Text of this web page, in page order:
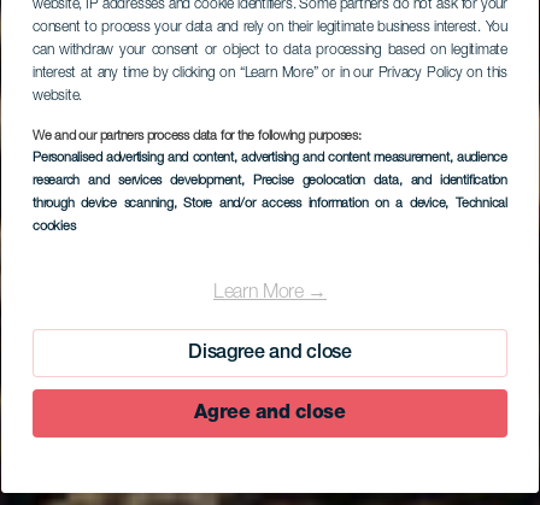
website, IP addresses and cookie identifiers. Some partners do not ask for your
consent to process your data and rely on their legitimate business interest. You
can withdraw your consent or object to data processing based on legitimate
interest at any time by clicking on “Learn More” or in our Privacy Policy on this
website.
We and our partners process data for the following purposes:
Personalised advertising and content, advertising and content measurement, audience
research and services development, Precise geolocation data, and identification
through device scanning, Store and/or access information on a device, Technical
cookies
Learn More →
Disagree and close
Agree and close